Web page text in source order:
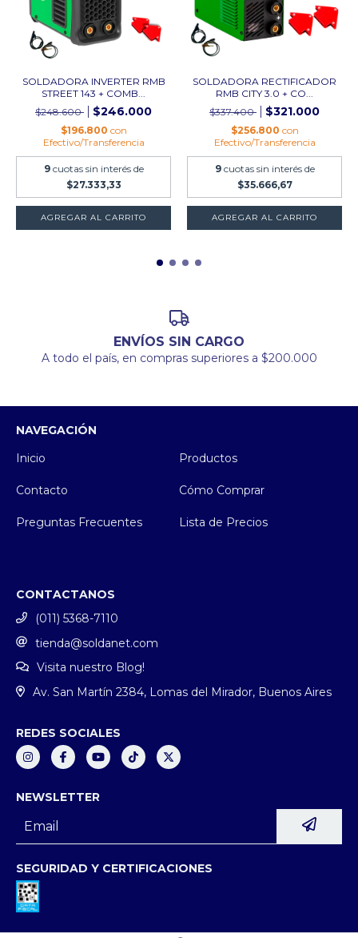
SOLDADORA INVERTER RMB
STREET 143 + COMB...
$248.600
$246.000
$196.800 con
Efectivo/Transferencia
9 cuotas sin interés de
$27.333,33
SOLDADORA RECTIFICADOR
RMB CITY 3.0 + CO...
$337.400
$321.000
$256.800 con
Efectivo/Transferencia
9 cuotas sin interés de
$35.666,67
ENVÍOS SIN CARGO
A todo el país, en compras superiores a $200.000
NAVEGACIÓN
Inicio
Productos
Contacto Cómo Comprar
Preguntas Frecuentes Lista de Precios
CONTACTANOS
(011) 5368-7110
tienda@soldanet.com
Visita nuestro Blog!
Av. San Martín 2384, Lomas del Mirador, Buenos Aires
REDES SOCIALES
NEWSLETTER
SEGURIDAD Y CERTIFICACIONES